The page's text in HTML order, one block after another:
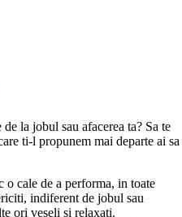
la jobul sau afacerea ta? Sa te
ti-l propunem mai departe ai sa
o cale de a performa, in toate
indiferent de jobul sau
ori veseli si relaxati.